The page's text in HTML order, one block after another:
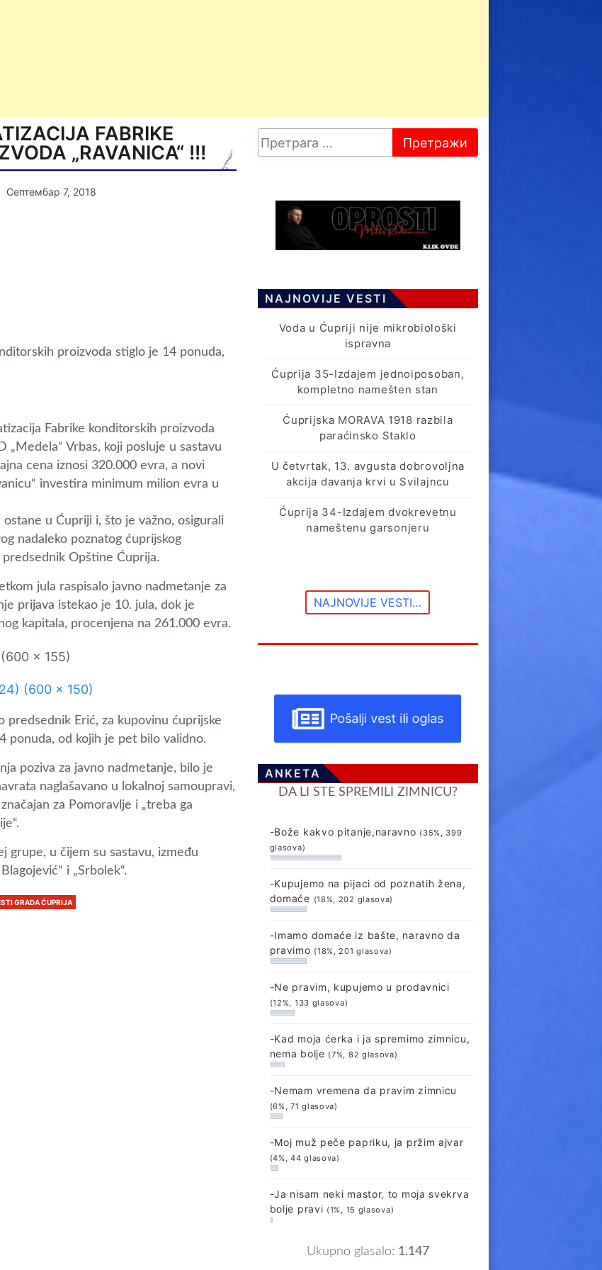
FABRIKE
„RAVANICA“ !!!
Септембар 7, 2018
proizvoda stiglo je 14 ponuda,
Fabrike konditorskih proizvoda
„Medela“ Vrbas, koji posluje u sastavu
cena iznosi 320.000 evra, a novi
investira minimum milion evra u
u Ćupriji i, što je važno, osigurali
nadaleko poznatog ćuprijskog
predsednik Opštine Ćuprija.
jula raspisalo javno nadmetanje za
prijava istekao je 10. jula, dok je
kapitala, procenjena na 261.000 evra.
predsednik Erić, za kupovinu ćuprijske
ponuda, od kojih je pet bilo validno.
poziva za javno nadmetanje, bilo je
naglašavano u lokalnoj samoupravi,
za Pomoravlje i „treba ga
grupe, u čijem su sastavu, između
i „Srbolek“.
GRADA ĆUPRIJA
NAJNOVIJE VESTI
Voda u Ćupriji nije mikrobiološki
ispravna
Ćuprija 35-Izdajem jednoiposoban,
kompletno namešten stan
Ćuprijska MORAVA 1918 razbila
paraćinsko Staklo
U četvrtak, 13. avgusta dobrovoljna
akcija davanja krvi u Svilajncu
Ćuprija 34-Izdajem dvokrevetnu
nameštenu garsonjeru
NAJNOVIJE VESTI…
Pošalji vest ili oglas
ANKETA
DA LI STE SPREMILI ZIMNICU?
-Bože kakvo pitanje,naravno (35%, 399
glasova)
-Kupujemo na pijaci od poznatih žena,
domaće (18%, 202 glasova)
-Imamo domaće iz bašte, naravno da
pravimo (18%, 201 glasova)
-Ne pravim, kupujemo u prodavnici
(12%, 133 glasova)
-Kad moja ćerka i ja spremimo zimnicu,
nema bolje (7%, 82 glasova)
-Nemam vremena da pravim zimnicu
(6%, 71 glasova)
-Moj muž peče papriku, ja pržim ajvar
(4%, 44 glasova)
-Ja nisam neki mastor, to moja svekrva
bolje pravi (1%, 15 glasova)
Ukupno glasalo: 1.147